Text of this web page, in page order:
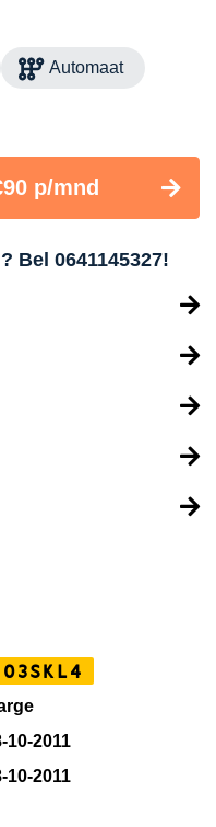
Automaat
p/mnd
Bel 0641145327!
03SKL4
10-2011
10-2011